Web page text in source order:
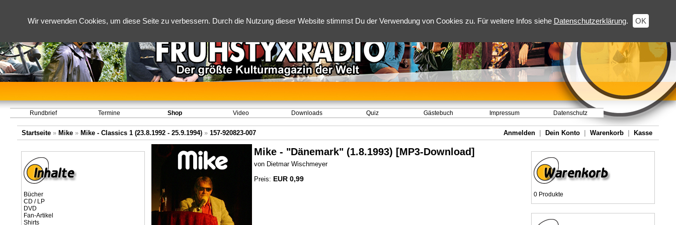
Wir verwenden Cookies, um diese Seite zu verbessern. Durch die Nutzung dieser Website stimmst Du der Verwendung von Cookies zu. Für weitere Infos siehe Datenschutzerklärung. OK
Rundbrief Termine Shop Video Downloads Quiz Gästebuch Impressum Datenschutz
Startseite » Mike » Mike - Classics 1 (23.8.1992 - 25.9.1994) » 157-920823-007 Anmelden Dein Konto Warenkorb Kasse
Bücher
CD / LP
DVD
Fan-Artikel
Shirts
Mike - "Dänemark" (1.8.1993) [MP3-Download]
von Dietmar Wischmeyer
Preis: EUR 0,99
0 Produkte